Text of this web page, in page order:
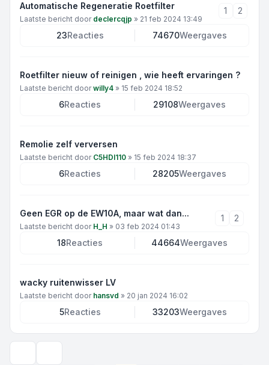
Automatische Regeneratie Roetfilter
Laatste bericht door declercqjp » 21 feb 2024 13:49
1 2
23Reacties 74670Weergaves
Roetfilter nieuw of reinigen , wie heeft ervaringen ?
Laatste bericht doorwilly4 » 15 feb 2024 18:52
6Reacties 29108Weergaves
Remolie zelf verversen
Laatste bericht door C5HDI110 » 15 feb 2024 18:37
6Reacties 28205Weergaves
Geen EGR op de EW10A, maar wat dan...
Laatste bericht door H_H » 03 feb 2024 01:43
1 2
18Reacties 44664Weergaves
wacky ruitenwisser LV
Laatste bericht door hansvd » 20 jan 2024 16:02
5Reacties 33203Weergaves